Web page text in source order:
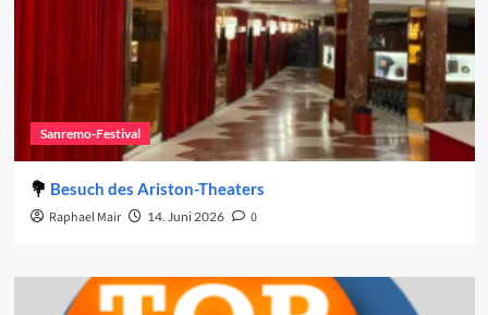
Sanremo-Festival
Besuch des Ariston-Theaters
Raphael Mair 14. Juni 2026 0